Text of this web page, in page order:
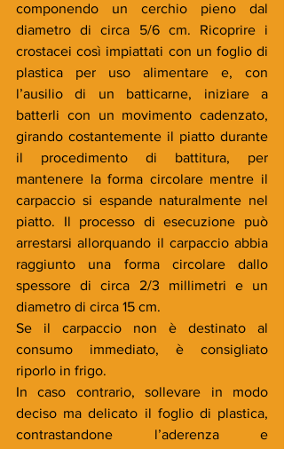
componendo un cerchio pieno dal
diametro di circa 5/6 cm. Ricoprire i
crostacei così impiattati con un foglio di
plastica per uso alimentare e, con
l’ausilio di un batticarne, iniziare a
batterli con un movimento cadenzato,
girando costantemente il piatto durante
il procedimento di battitura, per
mantenere la forma circolare mentre il
carpaccio si espande naturalmente nel
piatto. Il processo di esecuzione può
arrestarsi allorquando il carpaccio abbia
raggiunto una forma circolare dallo
spessore di circa 2/3 millimetri e un
diametro di circa 15 cm.
Se il carpaccio non è destinato al
consumo immediato, è consigliato
riporlo in frigo.
In caso contrario, sollevare in modo
deciso ma delicato il foglio di plastica,
contrastandone l’aderenza e